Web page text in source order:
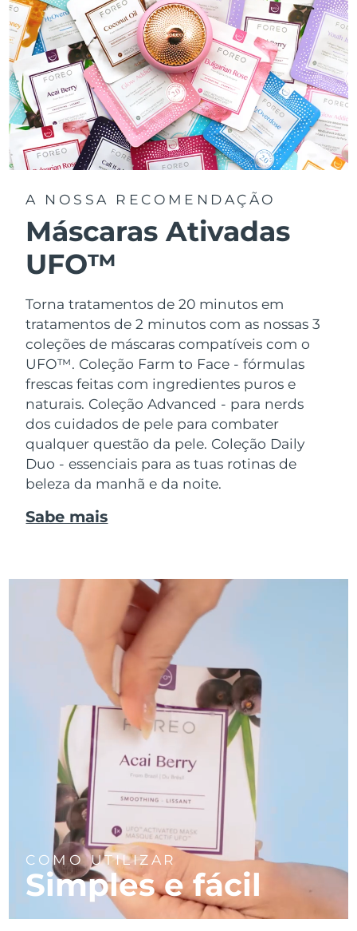
A NOSSA RECOMENDAÇÃO
Máscaras Ativadas
UFO™
Torna tratamentos de 20 minutos em
tratamentos de 2 minutos com as nossas 3
coleções de máscaras compatíveis com o
UFO™. Coleção Farm to Face - fórmulas
frescas feitas com ingredientes puros e
naturais. Coleção Advanced - para nerds
dos cuidados de pele para combater
qualquer questão da pele. Coleção Daily
Duo - essenciais para as tuas rotinas de
beleza da manhã e da noite.
Sabe mais
COMO UTILIZAR
Simples e fácil